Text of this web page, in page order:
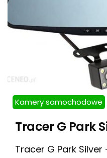
Kamery samochodowe
Tracer G Park
Tracer G Park